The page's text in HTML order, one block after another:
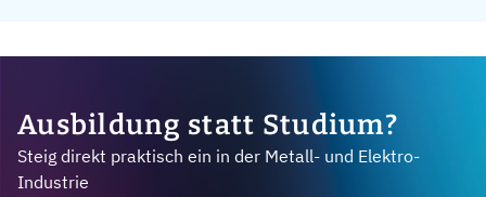
Ausbildung statt Studium?
Steig direkt praktisch ein in der Metall- und Elektro-
Industrie